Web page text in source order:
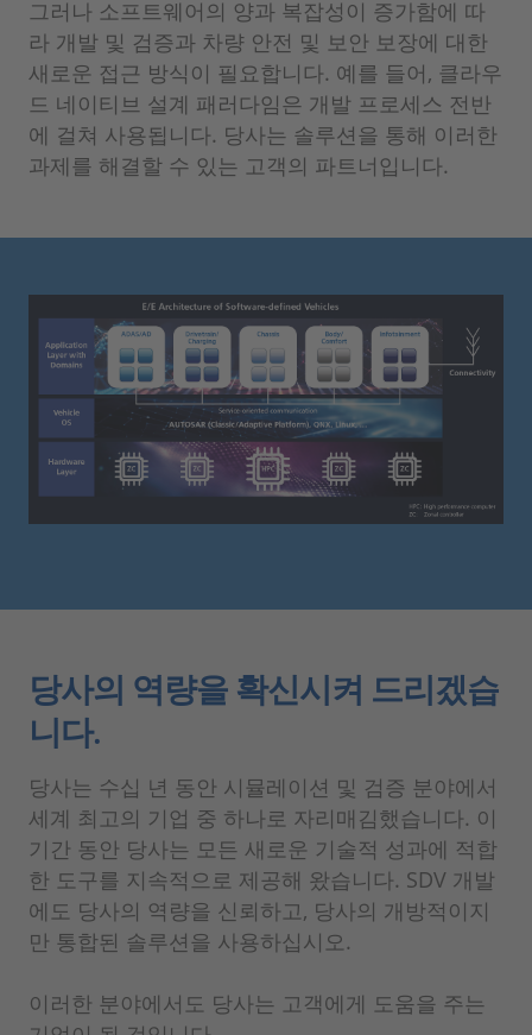
그러나 소프트웨어의 양과 복잡성이 증가함에 따
라 개발 및 검증과 차량 안전 및 보안 보장에 대한
새로운 접근 방식이 필요합니다. 예를 들어, 클라우
드 네이티브 설계 패러다임은 개발 프로세스 전반
에 걸쳐 사용됩니다. 당사는 솔루션을 통해 이러한
과제를 해결할 수 있는 고객의 파트너입니다.
당사의 역량을 확신시켜 드리겠습
니다.
당사는 수십 년 동안 시뮬레이션 및 검증 분야에서
세계 최고의 기업 중 하나로 자리매김했습니다. 이
기간 동안 당사는 모든 새로운 기술적 성과에 적합
한 도구를 지속적으로 제공해 왔습니다. SDV 개발
에도 당사의 역량을 신뢰하고, 당사의 개방적이지
만 통합된 솔루션을 사용하십시오.
이러한 분야에서도 당사는 고객에게 도움을 주는